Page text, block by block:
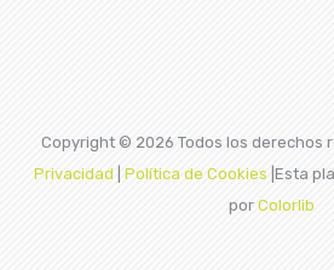
Copyright © 2026 Todos los derechos
Privacidad
Política de Cookies |Esta
por Colorlib